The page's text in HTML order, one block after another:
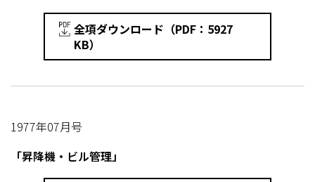
全項ダウンロード（PDF：5927
KB）
1977年07月号
「昇降機・ビル管理」